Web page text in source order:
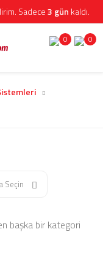
Sadece3 gün kaldı.
0 0
Seçin
başka bir kategori